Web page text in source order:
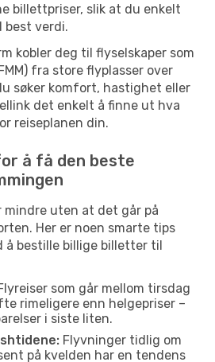
billettpriser, slik at du enkelt
best verdi.
kobler deg til flyselskaper som
fra store flyplasser over
søker komfort, hastighet eller
det enkelt å finne ut hva
reiseplanen din.
å få den beste
uten at det går på
Her er noen smarte tips
å bestille billige billetter til
som går mellom tirsdag
rimeligere enn helgepriser –
i siste liten.
Flyvninger tidlig om
på kvelden har en tendens